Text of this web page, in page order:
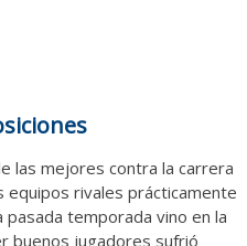
las mejores contra la carrera
equipos rivales prácticamente
temporada vino en la
buenos jugadores sufrió